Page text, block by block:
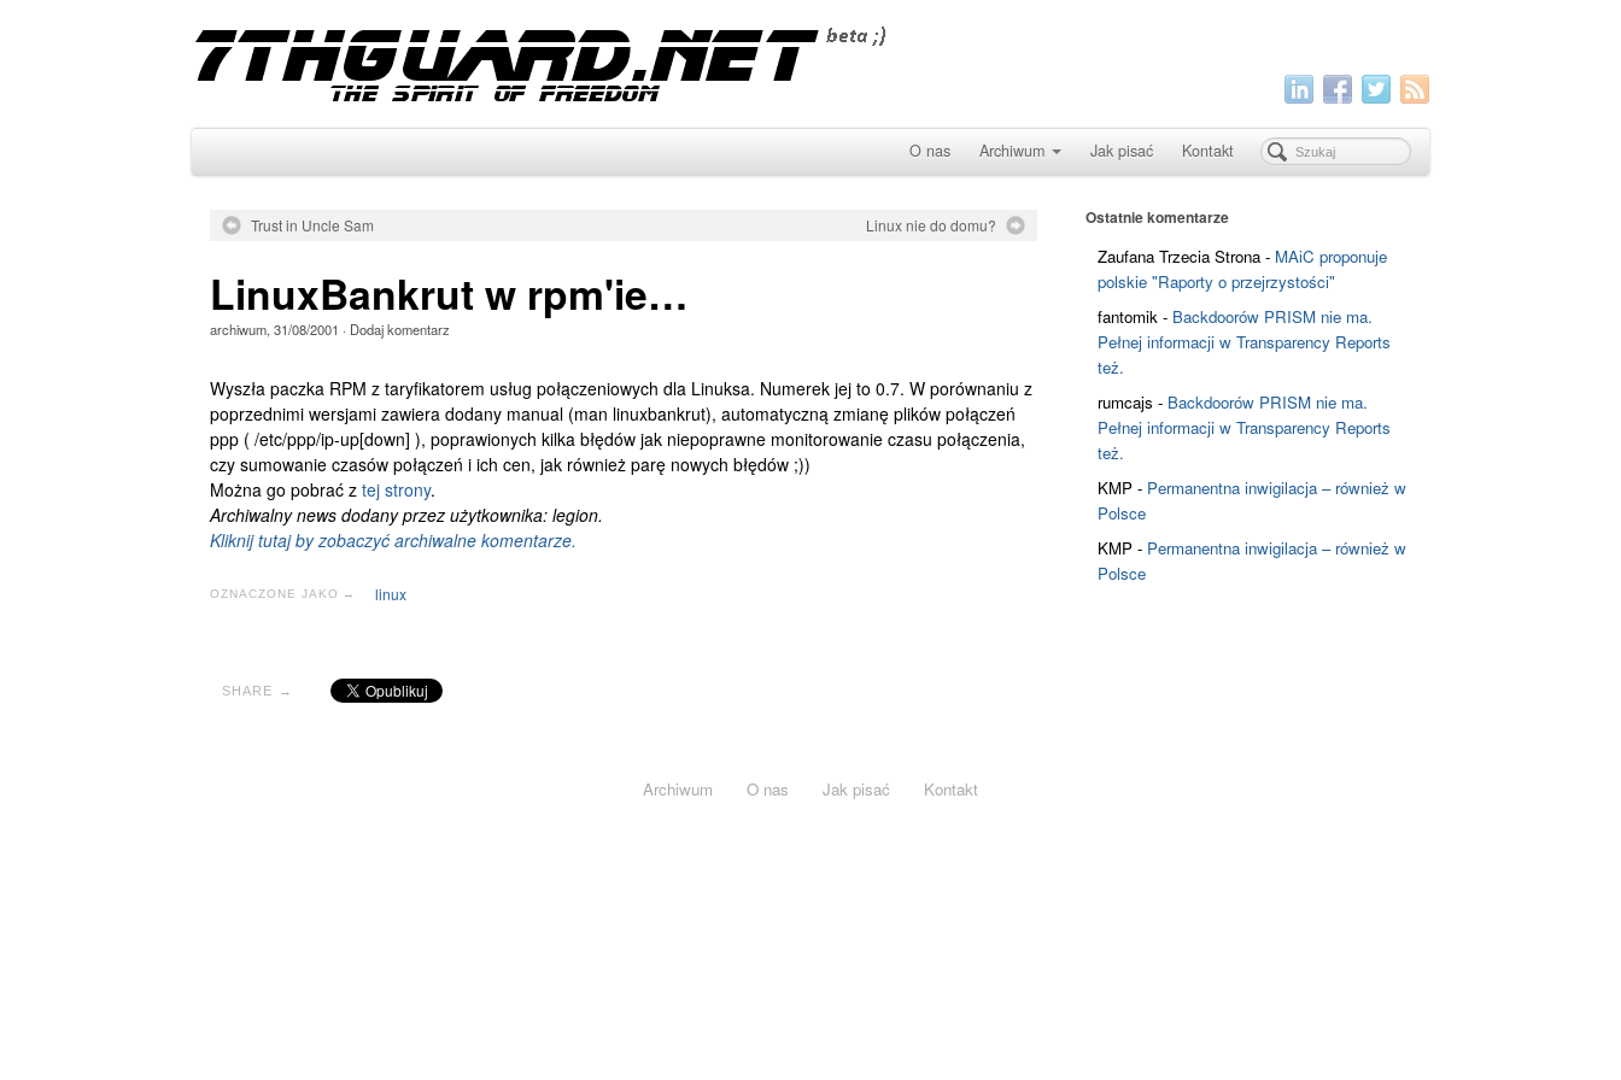
O nas Archiwum Jak pisać Kontakt
Trust in Uncle Sam Linux nie do domu?
LinuxBankrut w rpm'ie…
archiwum,31/08/2001 · Dodaj komentarz
Wyszła paczka RPM z taryfikatorem usług połączeniowych dla Linuksa. Numerek jej to 0.7. W porównaniu z
poprzednimi wersjami zawiera dodany manual (man linuxbankrut), automatyczną zmianę plików połączeń
ppp ( /etc/ppp/ip-up[down] ), poprawionych kilka błędów jak niepoprawne monitorowanie czasu połączenia,
czy sumowanie czasów połączeń i ich cen, jak również parę nowych błędów ;))
Można go pobrać z tej strony.
Archiwalny news dodany przez użytkownika: legion.
Kliknij tutaj by zobaczyć archiwalne komentarze.
OZNACZONE JAKO → linux
SHARE →
Ostatnie komentarze
Zaufana Trzecia Strona- MAiC proponuje
polskie "Raporty o przejrzystości"
fantomik- Backdoorów PRISM nie ma.
Pełnej informacji w Transparency Reports
też.
rumcajs - Backdoorów PRISM nie ma.
Pełnej informacji w Transparency Reports
też.
KMP- Permanentna inwigilacja – również w
Polsce
KMP- Permanentna inwigilacja – również w
Polsce
Archiwum O nas Jak pisać Kontakt